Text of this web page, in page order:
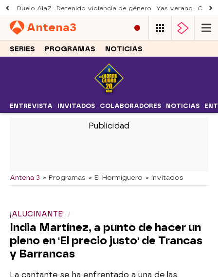
Duelo AlaZ Detenido violencia de género Yas verano
Antena3
SERIES PROGRAMAS NOTICIAS
ENTREVISTA INVITADOS COLABORADORES NOTICIAS
-
Antena 3 » Programas » El Hormiguero » Invitados
¡ALUCINANTE!
India Martínez, a punto de hacer un
pleno en 'El precio justo' de Trancas
y Barrancas
La cantante se ha enfrentado a una de las